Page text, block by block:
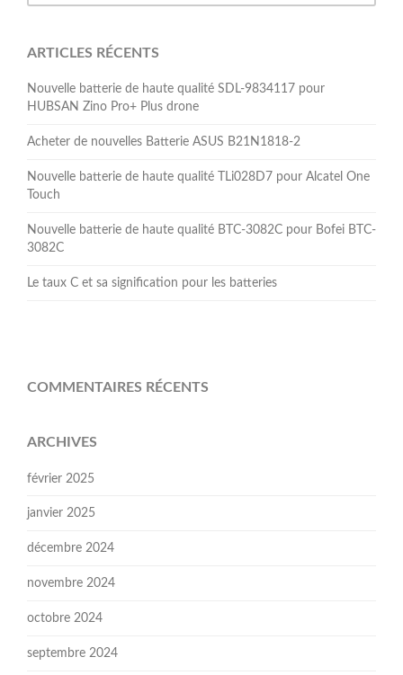
ARTICLES RÉCENTS
Nouvelle batterie de haute qualité SDL-9834117 pour
HUBSAN Zino Pro+ Plus drone
Acheter de nouvelles Batterie ASUS B21N1818-2
Nouvelle batterie de haute qualité TLi028D7 pour Alcatel One
Touch
Nouvelle batterie de haute qualité BTC-3082C pour Bofei BTC-
3082C
Le taux C et sa signification pour les batteries
COMMENTAIRES RÉCENTS
ARCHIVES
février 2025
janvier 2025
décembre 2024
novembre 2024
octobre 2024
septembre 2024